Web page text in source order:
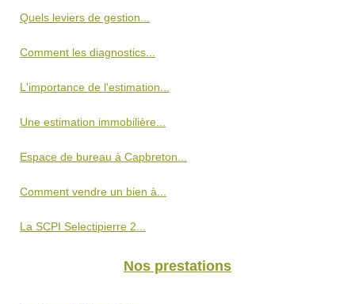
Quels leviers de gestion...
Comment les diagnostics...
L'importance de l'estimation...
Une estimation immobilière...
Espace de bureau à Capbreton...
Comment vendre un bien à...
La SCPI Selectipierre 2...
Nos prestations